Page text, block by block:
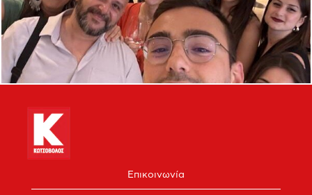
Επικοινωνία